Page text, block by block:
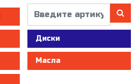
Диски
Масла